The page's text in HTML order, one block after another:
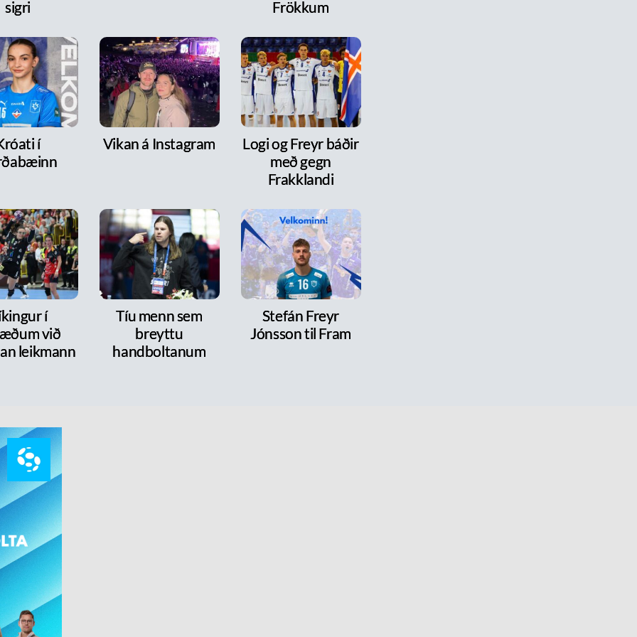
sigri Frökkum
í
Vikan á Instagram
Logi og Freyr báðir
með gegn
Frakklandi
í
við
leikmann
Tíu menn sem
breyttu
handboltanum
Stefán Freyr
Jónsson til Fram